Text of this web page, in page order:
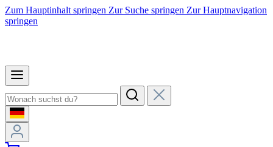
Zum Hauptinhalt springen Zur Suche springen Zur Hauptnavigation
springen